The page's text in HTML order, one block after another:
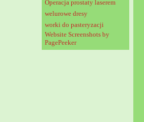
Operacja prostaty laserem
welurowe dresy
worki do pasteryzacji
Website Screenshots by
PagePeeker